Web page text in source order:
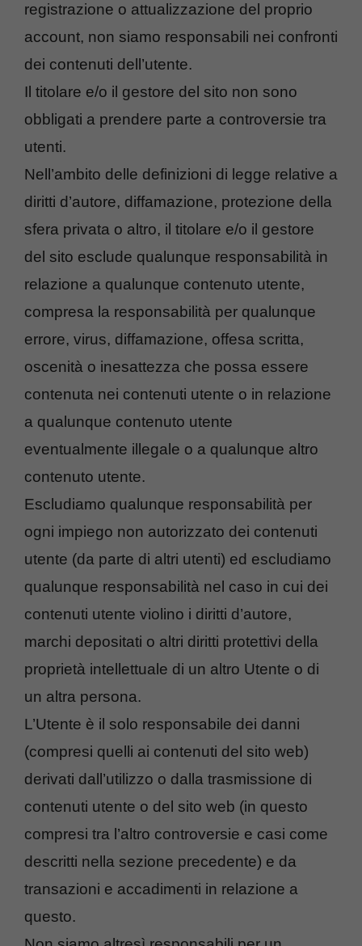
registrazione o attualizzazione del proprio
account, non siamo responsabili nei confronti
dei contenuti dell’utente.
Il titolare e/o il gestore del sito non sono
obbligati a prendere parte a controversie tra
utenti.
Nell’ambito delle definizioni di legge relative a
diritti d’autore, diffamazione, protezione della
sfera privata o altro, il titolare e/o il gestore
del sito esclude qualunque responsabilità in
relazione a qualunque contenuto utente,
compresa la responsabilità per qualunque
errore, virus, diffamazione, offesa scritta,
oscenità o inesattezza che possa essere
contenuta nei contenuti utente o in relazione
a qualunque contenuto utente
eventualmente illegale o a qualunque altro
contenuto utente.
Escludiamo qualunque responsabilità per
ogni impiego non autorizzato dei contenuti
utente (da parte di altri utenti) ed escludiamo
qualunque responsabilità nel caso in cui dei
contenuti utente violino i diritti d’autore,
marchi depositati o altri diritti protettivi della
proprietà intellettuale di un altro Utente o di
un altra persona.
L’Utente è il solo responsabile dei danni
(compresi quelli ai contenuti del sito web)
derivati dall’utilizzo o dalla trasmissione di
contenuti utente o del sito web (in questo
compresi tra l’altro controversie e casi come
descritti nella sezione precedente) e da
transazioni e accadimenti in relazione a
questo.